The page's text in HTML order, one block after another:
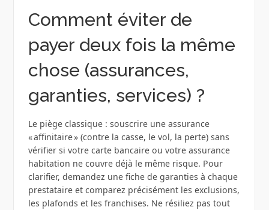
Comment éviter de
payer deux fois la même
chose (assurances,
garanties, services) ?
Le piège classique : souscrire une assurance
« affinitaire » (contre la casse, le vol, la perte) sans
vérifier si votre carte bancaire ou votre assurance
habitation ne couvre déjà le même risque. Pour
clarifier, demandez une fiche de garanties à chaque
prestataire et comparez précisément les exclusions,
les plafonds et les franchises. Ne résiliez pas tout